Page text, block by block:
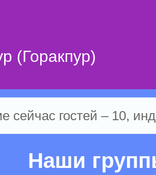
(Горакпур)
сейчас гостей – 10,
Наши